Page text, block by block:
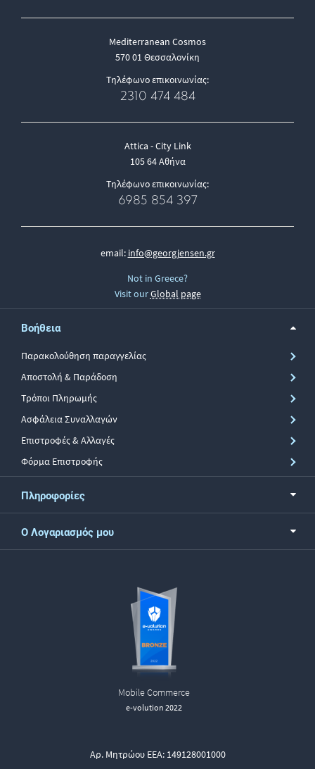
Mediterranean Cosmos
570 01 Θεσσαλονίκη
Τηλέφωνο επικοινωνίας:
2310 474 484
Attica - City Link
105 64 Αθήνα
Τηλέφωνο επικοινωνίας:
6985 854 397
email: info@georgjensen.gr
Not in Greece?
Visit ourGlobal page
Βοήθεια
Παρακολούθηση παραγγελίας
Αποστολή & Παράδοση
Τρόποι Πληρωμής
Ασφάλεια Συναλλαγών
Επιστροφές & Αλλαγές
Φόρμα Επιστροφής
Πληροφορίες
Ο Λογαριασμός μου
Mobile Commerce
e-volution 2022
Αρ. Μητρώου ΕΕΑ: 149128001000